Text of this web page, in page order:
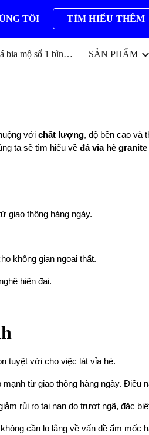
Skip to navigation
TÔI TÌM HIỂU THÊM
77a thương hiệu đá bia mộ số 1 bình định SẢN PHẨM
với chất lượng, độ bền cao và
ta sẽ tìm hiểu về đá vỉa hè granite
giao thông hàng ngày.
không gian ngoại thất.
hiện đại.
tuyệt vời cho việc lát vỉa hè.
từ giao thông hàng ngày. Điều
rủi ro tai nạn do trượt ngã, đặc
cần lo lắng về vấn đề ẩm